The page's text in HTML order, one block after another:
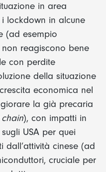
in area
lockdown in alcune
(ad esempio
reagiscono bene
con perdite
della situazione
economica nel
la già precaria
), con impatti in
USA per quei
dall’attività cinese (ad
cruciale per